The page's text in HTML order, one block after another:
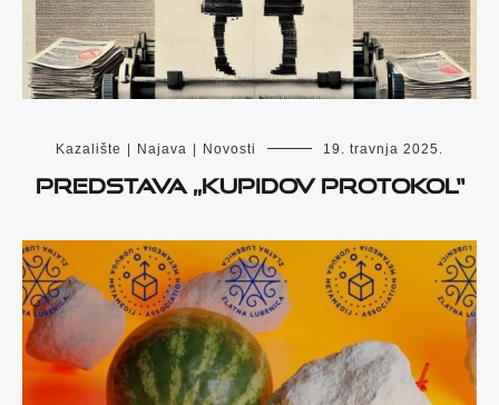
Kazalište Najava Novosti 19. travnja 2025.
Predstava „Kupidov protokol“